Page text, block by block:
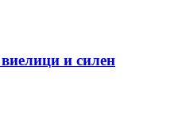
и силен